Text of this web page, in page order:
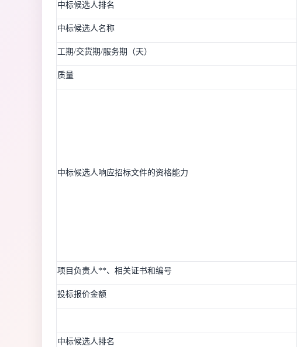
中标候选人排名
中标候选人名称
工期/交货期/服务期（天）
质量
中标候选人响应招标文件的资格能力
项目负责人**、相关证书和编号
投标报价金额
中标候选人排名